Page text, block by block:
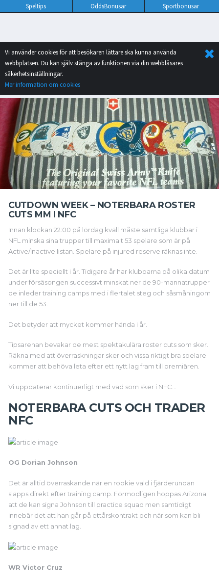
Speltips OddsBonusar Sportbonusar
Vi använder cookies för att besökaren lättare ska kunna använda
webbplatsen. Du kan själv stänga av funktionen via din webbläsares
säkerhetsinställningar.
Mer information om cookies
CUTDOWN WEEK – NOTERBARA ROSTER
CUTS MM I NFC
Innan klockan 22:00 på lördag kväll måste samtliga klubbar i
NFL minska sina trupper till maximalt 53 spelare som är på
Active/Inactive listan. Spelare på injured reserve räknas inte.
Det är lite speciellt i år. Tidigare år har klubbarna på olika datum
under försäsongen successivt minskat ner de 90-mannatrupper
de inleder training camps med i flertalet steg och såsmåningom
ner till de 53.
Det betyder att mycket kommer hända i år.
Tipsarenan bevakar de mest spektakulära roster cuts som sker.
Räkna med att överraskningar sker och vissa riktigt bra spelare
kommer att behöva leta efter ett nytt lag fram till premiären.
Vi uppdaterar kontinuerligt med vad som sker i NFC…
NOTERBARA CUTS OCH TRADER
NFC
OG Dorian Johnson
Det är alltid överraskande när en rookie vald i fjärderundan
släpps direkt efter training camp. Förmodligen hoppas Arizona
att de kan signa Johnson till practice squad men samtidigt
innebär det att han går på ettårskontrakt och när som kan bli
signad av ett annat lag.
WR Victor Cruz